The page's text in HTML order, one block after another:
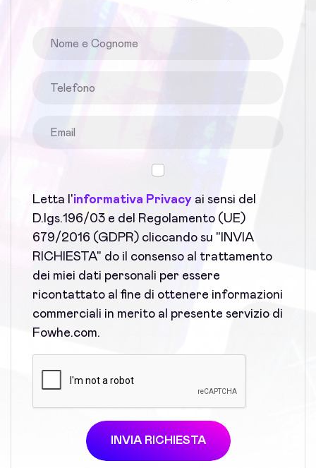
Letta l'informativa Privacy ai sensi del
D.lgs.196/03 e del Regolamento (UE)
679/2016 (GDPR) cliccando su "INVIA
RICHIESTA" do il consenso al trattamento
dei miei dati personali per essere
ricontattato al fine di ottenere informazioni
commerciali in merito al presente servizio di
Fowhe.com.
INVIA RICHIESTA